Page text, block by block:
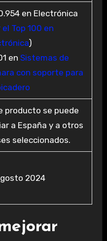
en Electrónica
el Top 100 en
)
en Sistemas de
con soporte para
producto se puede
a España y a otros
seleccionados.
2024